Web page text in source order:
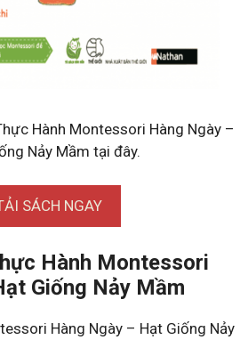
Hành Montessori Hàng Ngày –
Nảy Mầm tại đây.
SÁCH NGAY
Hành Montessori
Giống Nảy Mầm
Hàng Ngày – Hạt Giống Nảy